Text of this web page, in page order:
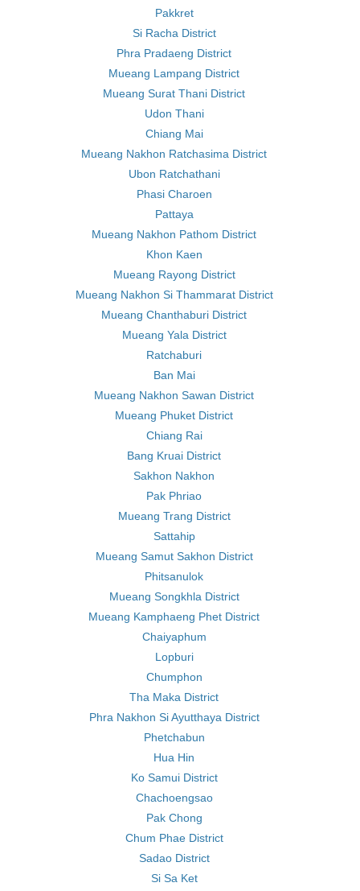
Pakkret
Si Racha District
Phra Pradaeng District
Mueang Lampang District
Mueang Surat Thani District
Udon Thani
Chiang Mai
Mueang Nakhon Ratchasima District
Ubon Ratchathani
Phasi Charoen
Pattaya
Mueang Nakhon Pathom District
Khon Kaen
Mueang Rayong District
Mueang Nakhon Si Thammarat District
Mueang Chanthaburi District
Mueang Yala District
Ratchaburi
Ban Mai
Mueang Nakhon Sawan District
Mueang Phuket District
Chiang Rai
Bang Kruai District
Sakhon Nakhon
Pak Phriao
Mueang Trang District
Sattahip
Mueang Samut Sakhon District
Phitsanulok
Mueang Songkhla District
Mueang Kamphaeng Phet District
Chaiyaphum
Lopburi
Chumphon
Tha Maka District
Phra Nakhon Si Ayutthaya District
Phetchabun
Hua Hin
Ko Samui District
Chachoengsao
Pak Chong
Chum Phae District
Sadao District
Si Sa Ket